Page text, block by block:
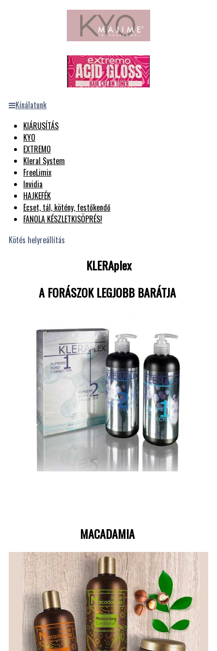
Kínálatunk
KIÁRUSÍTÁS
KYO
EXTREMO
Kleral System
FreeLimix
Invidia
HAJKEFÉK
Ecset, tál, kötény, festőkendő
FANOLA KÉSZLETKISÖPRÉS!
Kötés helyreállítás
KLERAplex
A FORÁSZOK LEGJOBB BARÁTJA
MACADAMIA